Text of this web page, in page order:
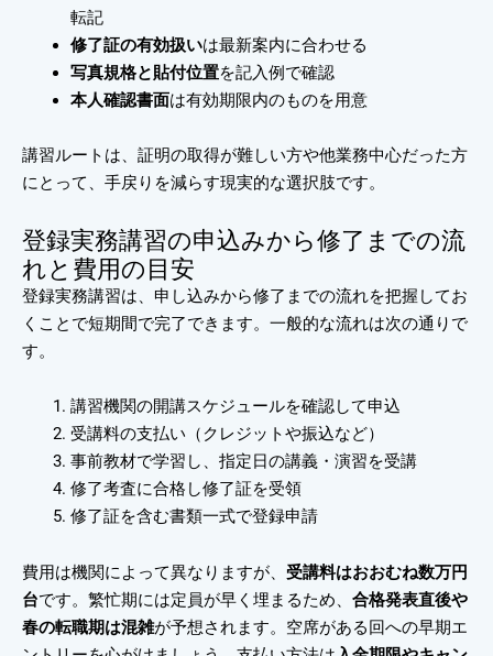
転記
修了証の有効扱いは最新案内に合わせる
写真規格と貼付位置を記入例で確認
本人確認書面は有効期限内のものを用意
講習ルートは、証明の取得が難しい方や他業務中心だった方
にとって、手戻りを減らす現実的な選択肢です。
登録実務講習の申込みから修了までの流
れと費用の目安
登録実務講習は、申し込みから修了までの流れを把握してお
くことで短期間で完了できます。一般的な流れは次の通りで
す。
講習機関の開講スケジュールを確認して申込
受講料の支払い（クレジットや振込など）
事前教材で学習し、指定日の講義・演習を受講
修了考査に合格し修了証を受領
修了証を含む書類一式で登録申請
費用は機関によって異なりますが、 受講料はおおむね数万円
台です。繁忙期には定員が早く埋まるため、 合格発表直後や
春の転職期は混雑が予想されます。空席がある回への早期エ